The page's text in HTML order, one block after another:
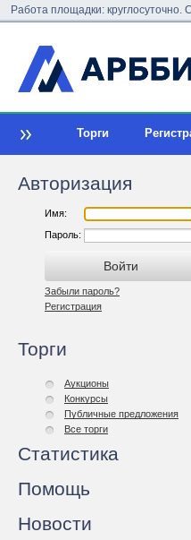
Работа площадки:
Торги
Авторизация
Имя:
Пароль:
Забыли пароль?
Регистрация
Торги
Аукционы
Конкурсы
Публичные предложения
Все торги
Статистика
Помощь
Новости